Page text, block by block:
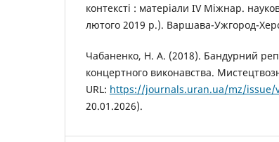
контексті : матеріали ІV Міжнар.
лютого 2019 р.). Варшава-Ужгород-
Чабаненко, Н. А. (2018). Бандурний
концертного виконавства.
URL: https://journals.uran.ua/mz/issue/
20.01.2026).